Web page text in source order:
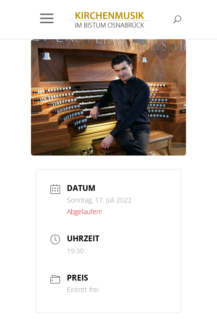
DATUM
Sonntag, 17. Juli 2022
Abgelaufen!
UHRZEIT
19:30
PREIS
Eintritt frei